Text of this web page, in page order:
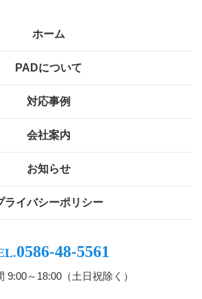
ホーム
PADについて
対応事例
会社案内
お知らせ
ライバシーポリシー
0586-48-5561
9:00～18:00（土日祝除く）